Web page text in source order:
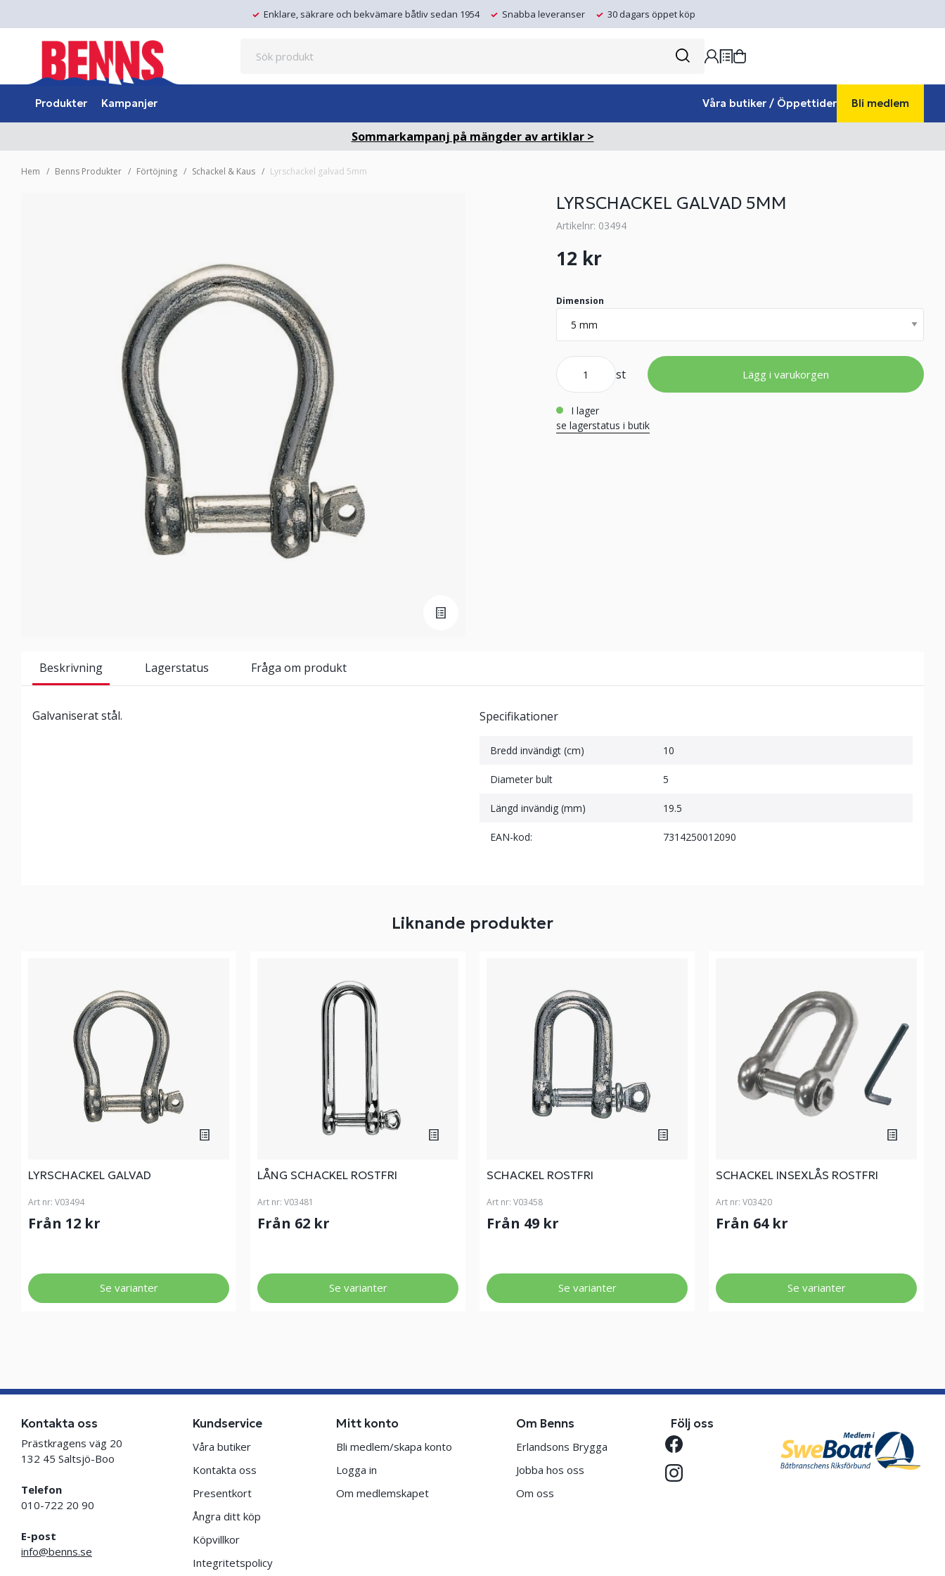
Enklare, säkrare och bekvämare båtliv sedan 1954 Snabba leveranser 30 dagars öppet köp
Produkter Kampanjer Våra butiker / Öppettider Bli medlem
Sommarkampanj på mängder av artiklar >
Hem Benns Produkter Förtöjning Schackel & Kaus Lyrschackel galvad 5mm
LYRSCHACKEL GALVAD 5MM
Artikelnr: 03494
12 kr
Dimension
st Lägg i varukorgen
i lager
se lagerstatus i butik
Beskrivning Lagerstatus Fråga om produkt
Galvaniserat stål. Specifikationer
Bredd invändigt (cm) 10
Diameter bult 5
Längd invändig (mm) 19.5
EAN-kod: 7314250012090
Liknande produkter
LYRSCHACKEL GALVAD
Art nr: V03494
Från 12 kr
Se varianter
LÅNG SCHACKEL ROSTFRI
Art nr: V03481
Från 62 kr
Se varianter
SCHACKEL ROSTFRI
Art nr: V03458
Från 49 kr
Se varianter
SCHACKEL INSEXLÅS ROSTFRI
Art nr: V03420
Från 64 kr
Se varianter
Kontakta oss
Prästkragens väg 20
132 45 Saltsjö-Boo
Telefon
010-722 20 90
E-post
info@benns.se
Kundservice
Våra butiker
Kontakta oss
Presentkort
Ångra ditt köp
Köpvillkor
Integritetspolicy
Mitt konto
Bli medlem/skapa konto
Logga in
Om medlemskapet
Om Benns
Erlandsons Brygga
Jobba hos oss
Om oss
Följ oss